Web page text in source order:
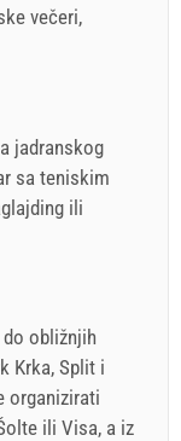
večeri,
jadranskog
sa teniskim
ili
obližnjih
Krka, Split i
organizirati
ili Visa, a iz